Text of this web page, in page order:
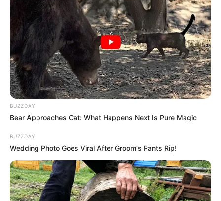
BUZZDAY
Bear Approaches Cat: What Happens Next Is Pure Magic
BUZZDAY
Wedding Photo Goes Viral After Groom's Pants Rip!